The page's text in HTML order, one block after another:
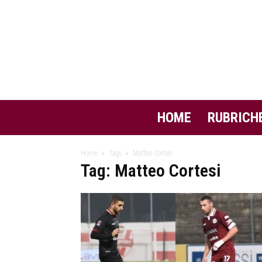
HOME
Home Tags Matteo Cortesi
Tag: Matteo Cortesi